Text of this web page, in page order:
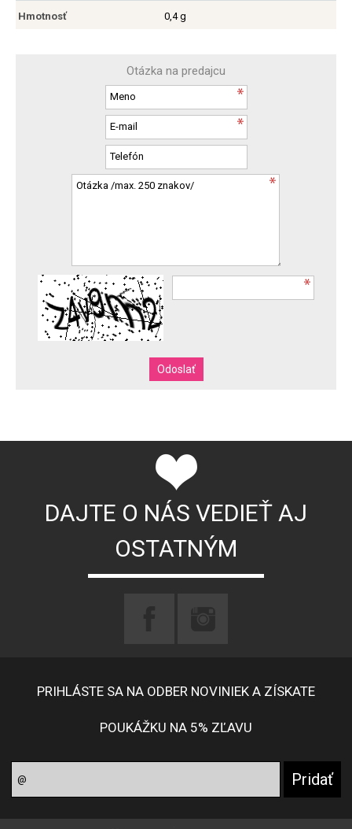
Hmotnosť 0,4 g
Otázka na predajcu
DAJTE O NÁS VEDIEŤ AJ
OSTATNÝM
PRIHLÁSTE SA NA ODBER NOVINIEK A ZÍSKATE
POUKÁŽKU NA 5% ZĽAVU